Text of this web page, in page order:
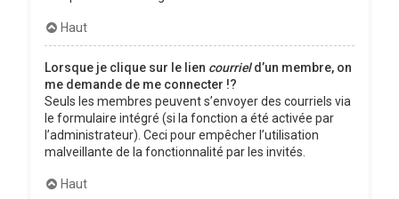
Haut
Lorsque je clique sur le lien courrield’un membre, on
me demande de me connecter !?
Seuls les membres peuvent s’envoyer des courriels via
le formulaire intégré (si la fonction a été activée par
l’administrateur). Ceci pour empêcher l’utilisation
malveillante de la fonctionnalité par les invités.
Haut